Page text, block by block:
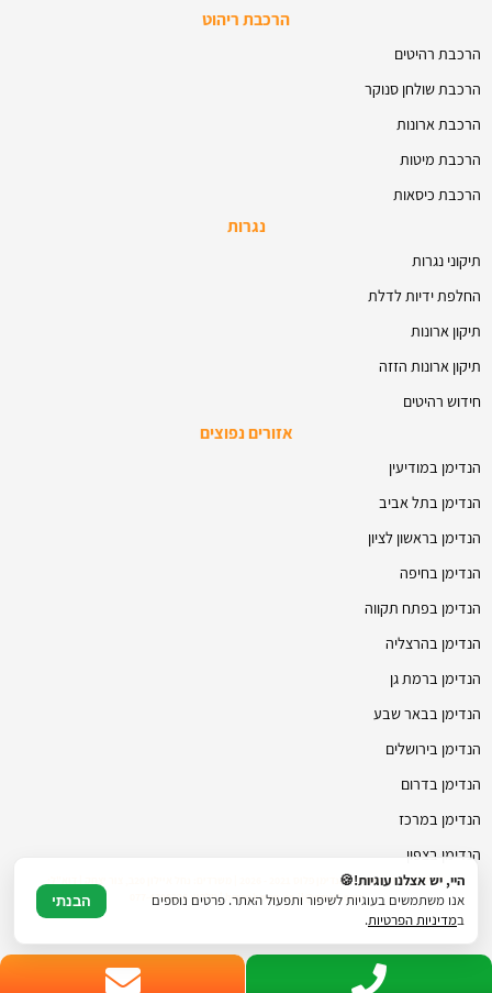
הרכבת ריהוט
הרכבת רהיטים
הרכבת שולחן סנוקר
הרכבת ארונות
הרכבת מיטות
הרכבת כיסאות
נגרות
תיקוני נגרות
החלפת ידיות לדלת
תיקון ארונות
תיקון ארונות הזזה
חידוש רהיטים
אזורים נפוצים
הנדימן במודיעין
הנדימן בתל אביב
הנדימן בראשון לציון
הנדימן בחיפה
הנדימן בפתח תקווה
הנדימן בהרצליה
הנדימן ברמת גן
הנדימן בבאר שבע
הנדימן בירושלים
הנדימן בדרום
הנדימן במרכז
הנדימן בצפון
hmanhman.co.il@gmail.com | טלפון: 077-4706236
היי, יש אצלנו עוגיות!🍪
אנו משתמשים בעוגיות לשיפור ותפעול האתר. פרטים נוספים
במדיניות הפרטיות.
הבנתי